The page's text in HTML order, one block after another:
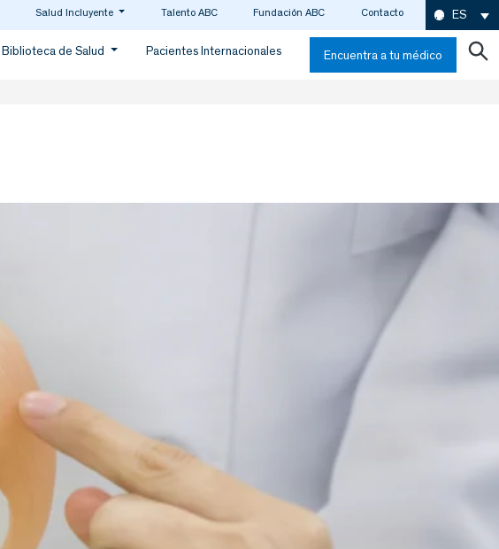
Salud Incluyente Talento ABC Fundación ABC Contacto ES
Biblioteca de Salud Pacientes Internacionales Encuentra a tu médico